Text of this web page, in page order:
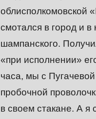
облисполкомовской
смотался в город и в
шампанского.
«при исполнении»
часа, мы с
пробочной
в своем стакане. А я